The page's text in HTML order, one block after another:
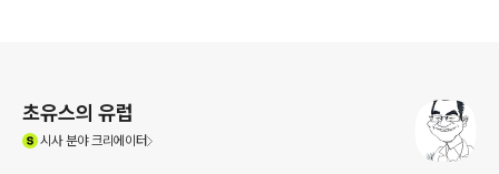
초유스의 유럽
시사분야 크리에이터